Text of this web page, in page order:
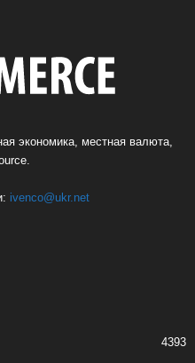
экономика, местная валюта,
ivenco@ukr.net
4393